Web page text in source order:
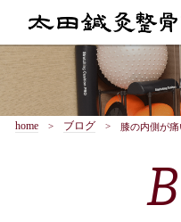
home ブログ 膝の内側が